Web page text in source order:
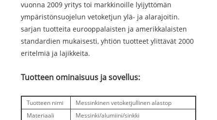
vuonna 2009 yritys toi markkinoille lyijyttömän
ympäristönsuojelun vetoketjun ylä- ja alarajoitin.
sarjan tuotteita eurooppalaisten ja amerikkalaisten
standardien mukaisesti, yhtiön tuotteet ylittävät 2000
eritelmiä ja lajikkeita.
Tuotteen ominaisuus ja sovellus:
Tuotteen nimi
Messinkinen vetoketjullinen alastop
Materiaali
Messinki/alumiini/sinkki